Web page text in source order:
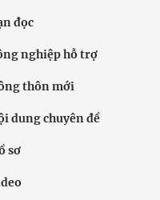
đọc
nghiệp hỗ trợ
thôn mới
dung chuyên đề
sơ